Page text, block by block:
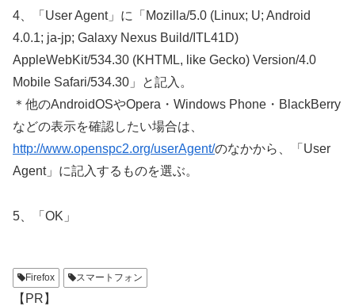
4、「User Agent」に「Mozilla/5.0 (Linux; U; Android
4.0.1; ja-jp; Galaxy Nexus Build/ITL41D)
AppleWebKit/534.30 (KHTML, like Gecko) Version/4.0
Mobile Safari/534.30」と記入。
＊他のAndroidOSやOpera・Windows Phone・BlackBerry
などの表示を確認したい場合は、
http://www.openspc2.org/userAgent/のなかから、「User
Agent」に記入するものを選ぶ。
5、「OK」
Firefox スマートフォン
【PR】